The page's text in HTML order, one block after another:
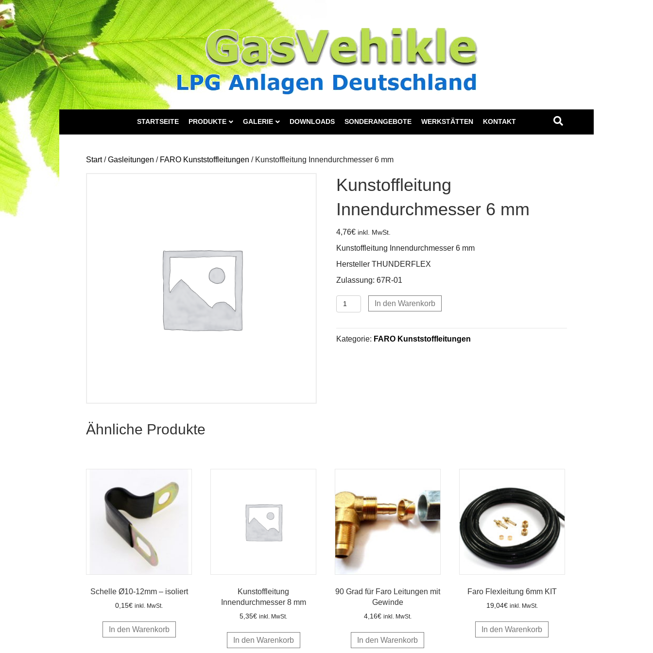
STARTSEITE PRODUKTE GALERIE DOWNLOADS SONDERANGEBOTE WERKSTÄTTEN KONTAKT
Start/Gasleitungen / FARO Kunststoffleitungen / Kunstoffleitung Innendurchmesser 6 mm
Kunstoffleitung
Innendurchmesser 6 mm
4,76€ inkl. MwSt.
Kunstoffleitung Innendurchmesser 6 mm
Hersteller THUNDERFLEX
Zulassung: 67R-01
Kunstoffleitung
Innendurchmesser
mm
Menge
In den Warenkorb
Kategorie: FARO Kunststoffleitungen
Ähnliche Produkte
Schelle Ø10-12mm – isoliert
0,15€ inkl. MwSt.
In den Warenkorb
Kunstoffleitung
Innendurchmesser 8 mm
5,35€ inkl. MwSt.
In den Warenkorb
90 Grad für Faro Leitungen mit
Gewinde
4,16€ inkl. MwSt.
In den Warenkorb
Faro Flexleitung 6mm KIT
19,04€ inkl. MwSt.
In den Warenkorb